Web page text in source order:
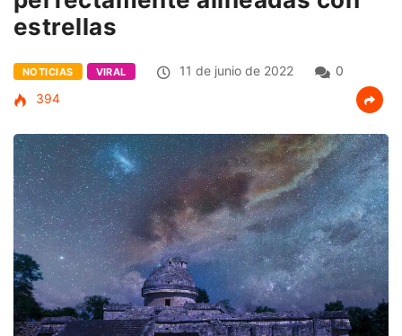
estrellas
NOTICIAS VIRAL 11 de junio de 2022
0
394